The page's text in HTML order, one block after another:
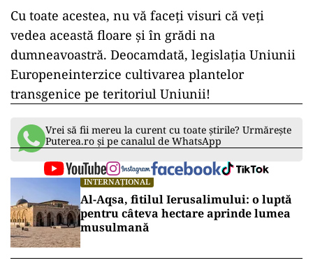
Cu toate acestea, nu vă faceți visuri că veți
vedea această floare și în grădi na
dumneavoastră. Deocamdată, legislația Uniunii
Europeneinterzice cultivarea plantelor
transgenice pe teritoriul Uniunii!
Vrei să fii mereu la curent cu toate știrile? Urmărește
Puterea.ro și pe canalul de WhatsApp
INTERNAȚIONAL
Al-Aqsa, fitilul Ierusalimului: o luptă
pentru câteva hectare aprinde lumea
musulmană